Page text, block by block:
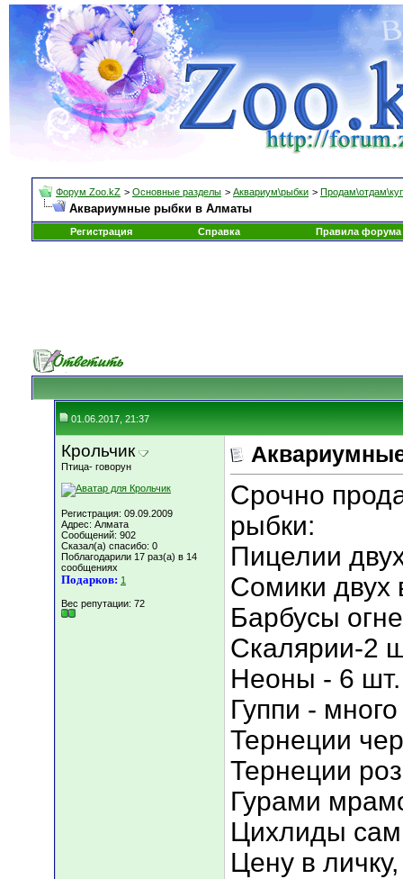
Форум Zoo.kZ > Основные разделы > Аквариум\рыбки >
Аквариумные рыбки в Алматы
Регистрация Справка Правила форума
01.06.2017, 21:37
Крольчик
Птица- говорун
Регистрация: 09.09.2009
Адрес: Алмата
Сообщений: 902
Сказал(а) спасибо: 0
Поблагодарили 17 раз(а) в 14
сообщениях
Подарков: 1
Вес репутации: 72
Срочно
рыбки:
Пицелии
Сомики двух
Барбусы
Скалярии-2
Неоны - 6 шт.
Гуппи - много
Тернеции
Тернеции
Гурами
Цихлиды
Цену в